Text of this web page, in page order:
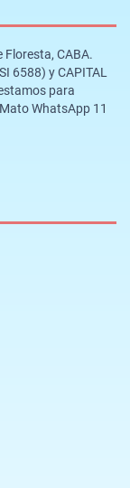
CABA.
6588) y CAPITAL
para
WhatsApp 11